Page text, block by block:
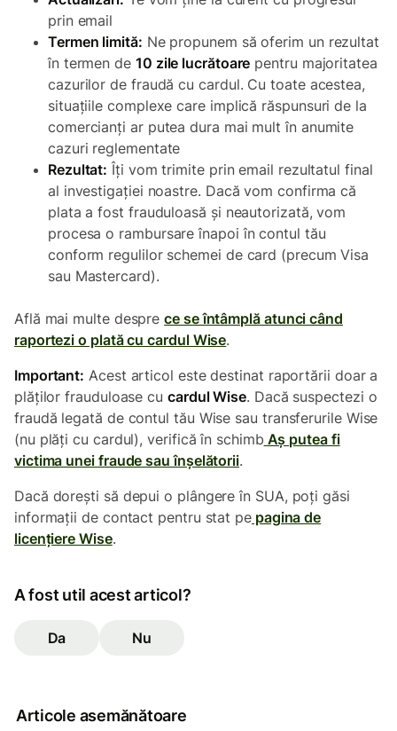
prin email
Termen limită: Ne propunem să oferim un rezultat
în termen de 10 zile lucrătoare pentru majoritatea
cazurilor de fraudă cu cardul. Cu toate acestea,
situațiile complexe care implică răspunsuri de la
comercianți ar putea dura mai mult în anumite
cazuri reglementate
Rezultat: Îți vom trimite prin email rezultatul final
al investigației noastre. Dacă vom confirma că
plata a fost frauduloasă și neautorizată, vom
procesa o rambursare înapoi în contul tău
conform regulilor schemei de card (precum Visa
sau Mastercard).
Află mai multe desprece se întâmplă atunci când
raportezi o plată cu cardul Wise.
Important: Acest articol este destinat raportării doar a
plăților frauduloase cu cardul Wise. Dacă suspectezi o
fraudă legată de contul tău Wise sau transferurile Wise
(nu plăți cu cardul), verifică în schimb Aș putea fi
victima unei fraude sau înșelătorii.
Dacă dorești să depui o plângere în SUA, poți găsi
informații de contact pentru stat pepagina de
licențiere Wise.
A fost util acest articol?
Da Nu
Articole asemănătoare